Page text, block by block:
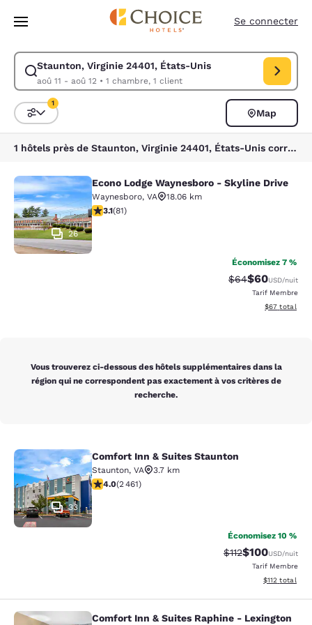
Sauter à Contenu Principal
Se connecter
Staunton, Virginie 24401, États-Unis
aoû 11 - aoû 12• 1 chambre, 1 client
Modifier la recherche pour Staunton, Virginie 24401, États-Unis. Date
Triez et filtrez
1
Map
1 hôtels près de Staunton, Virginie 24401, États-Unis correspondent à vos filtres
Econo Lodge Waynesboro - Skyline
26
Econo Lodge Waynesboro - Skyline Drive
Waynesboro, VA
18.06 km
3.14 étoiles. Bien. 81 commentaires
3.1(81)
Économisez 7 %
Tarif barré :
$64Tarif réduit :
$60USD/nuit
Tarif Membre
Afficher les
$67 total
Vous trouverez ci-dessous des hôtels supplémentaires dans la
région qui ne correspondent pas exactement à vos critères de
recherche.
Comfort Inn & Suites Staunton
33
Comfort Inn & Suites Staunton
Staunton, VA
3.7 km
3.96 étoiles. Bien. 2461 commentaires
4.0(2 461)
Économisez 10 %
Tarif barré :
$112Tarif réduit :
$100USD/nuit
Tarif Membre
Afficher les
$112 total
Comfort Inn & Suites Raphine - Lexington